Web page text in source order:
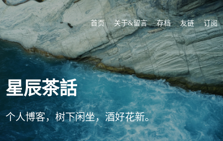
首页 关于&留言 存档 友链 订阅
星辰茶話
个人博客，树下闲坐，酒好花新。